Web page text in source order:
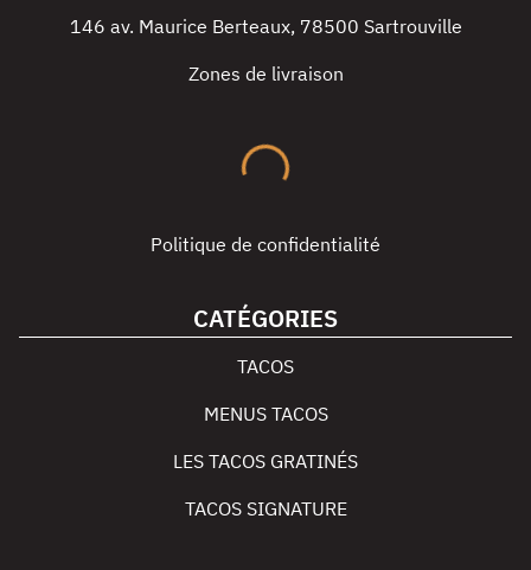
146 av. Maurice Berteaux, 78500 Sartrouville
Zones de livraison
Politique de confidentialité
CATÉGORIES
TACOS
MENUS TACOS
LES TACOS GRATINÉS
TACOS SIGNATURE